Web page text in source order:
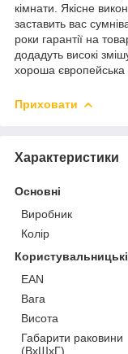
кімнати. Якісне
заставить вас
роки гарантії на
додадуть високі
хороша європейська
Приховати
Характеристики
Основні
Виробник
Колір
EAN
Вага
Висота
Габарити раковини
(ВхШхГ)